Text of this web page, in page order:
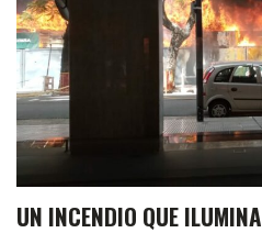
UN INCENDIO QUE ILUMINA